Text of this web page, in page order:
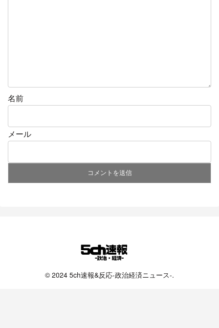
名前
メール
© 2024 5ch速報&反応-政治経済ニュース-.